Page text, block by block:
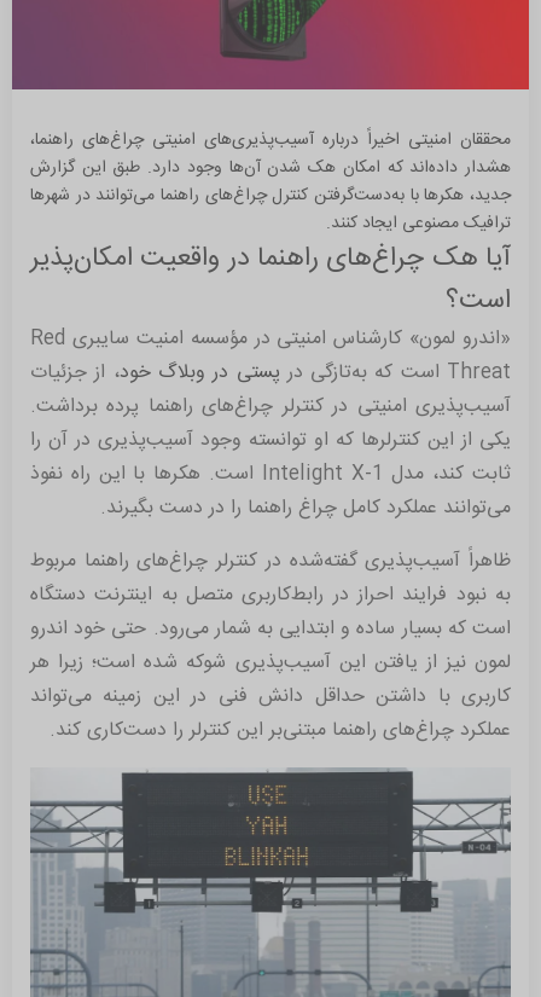
محققان امنیتی اخیراً درباره آسیب‌پذیری‌های امنیتی چراغ‌های راهنما،
هشدار داده‌اند که امکان هک‌ شدن آن‌ها وجود دارد. طبق این گزارش
جدید، هکرها با به‌دست‌گرفتن کنترل چراغ‌های راهنما می‌توانند در شهرها
ترافیک مصنوعی ایجاد کنند.
آیا هک چراغ‌های راهنما در واقعیت امکان‌پذیر
است؟
«اندرو لمون» کارشناس امنیتی در مؤسسه امنیت سایبری Red
Threat است که به‌تازگی در
پستی در وبلاگ خود، از جزئیات
آسیب‌پذیری امنیتی در کنترلر چراغ‌های راهنما پرده برداشت.
یکی از این کنترلرها که او توانسته وجود آسیب‌پذیری در آن را
ثابت کند، مدل Intelight X-1 است. هکرها با این راه نفوذ
می‌توانند عملکرد کامل چراغ راهنما را در دست بگیرند.
ظاهراً آسیب‌پذیری گفته‌شده در کنترلر چراغ‌های راهنما مربوط
به نبود فرایند احراز در رابط‌‌کاربری متصل به اینترنت دستگاه
است که بسیار ساده و ابتدایی به‌ شمار می‌رود. حتی خود اندرو
لمون نیز از یافتن این آسیب‌پذیری شوکه شده است؛ زیرا هر
کاربری با داشتن حداقل دانش فنی در این زمینه می‌تواند
عملکرد چراغ‌های راهنما مبتنی‌بر این کنترلر را دست‌کاری کند.